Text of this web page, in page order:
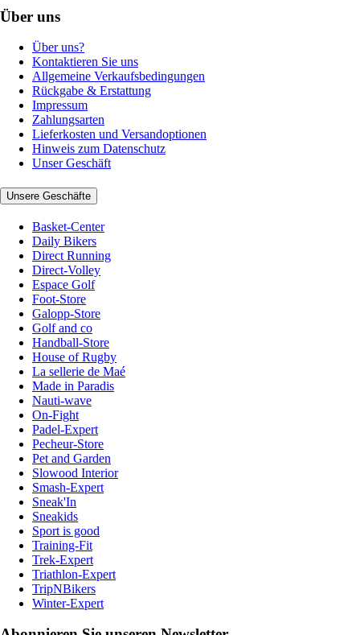
Über uns
Über uns?
Kontaktieren Sie uns
Allgemeine Verkaufsbedingungen
Rückgabe & Erstattung
Impressum
Zahlungsarten
Lieferkosten und Versandoptionen
Hinweis zum Datenschutz
Unser Geschäft
Unsere Geschäfte
Basket-Center
Daily Bikers
Direct Running
Direct-Volley
Espace Golf
Foot-Store
Galopp-Store
Golf and co
Handball-Store
House of Rugby
La sellerie de Maé
Made in Paradis
Nauti-wave
On-Fight
Padel-Expert
Pecheur-Store
Pet and Garden
Slowood Interior
Smash-Expert
Sneak'In
Sneakids
Sport is good
Training-Fit
Trek-Expert
Triathlon-Expert
TripNBikers
Winter-Expert